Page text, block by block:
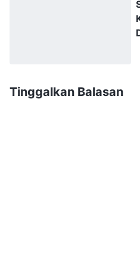
betapa pun besarnya
menimbulkan
mengintimidasi manusia,
Tinggalkan Balasan